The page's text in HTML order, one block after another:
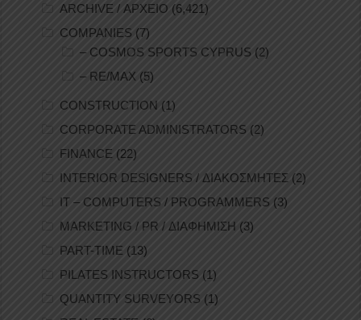
ARCHIVE / ΑΡΧΕΙΟ (6,421)
COMPANIES (7)
– COSMOS SPORTS CYPRUS (2)
– RE/MAX (5)
CONSTRUCTION (1)
CORPORATE ADMINISTRATORS (2)
FINANCE (22)
INTERIOR DESIGNERS / ΔΙΑΚΟΣΜΗΤΕΣ (2)
IT – COMPUTERS / PROGRAMMERS (3)
MARKETING / PR / ΔΙΑΦΗΜΙΣΗ (3)
PART-TIME (13)
PILATES INSTRUCTORS (1)
QUANTITY SURVEYORS (1)